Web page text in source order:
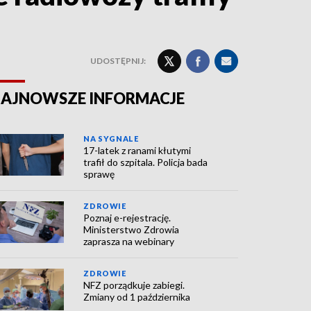
UDOSTĘPNIJ:
INFORMACJE
NA SYGNALE
17-latek z ranami kłutymi
trafił do szpitala. Policja bada
sprawę
ZDROWIE
Poznaj e-rejestrację.
Ministerstwo Zdrowia
zaprasza na webinary
ZDROWIE
NFZ porządkuje zabiegi.
Zmiany od 1 października